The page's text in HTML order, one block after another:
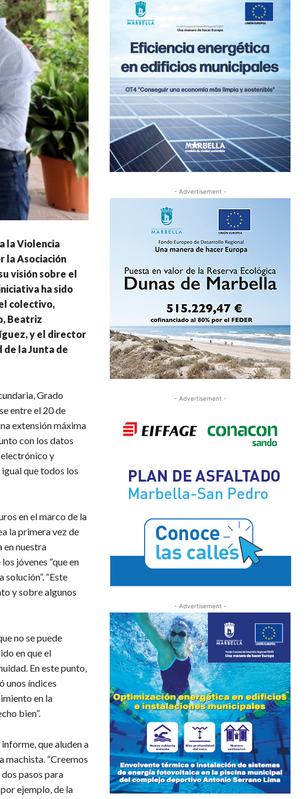
la Violencia
la Asociación
visión sobre el
ha sido
colectivo,
Beatriz
y el director
la Junta de
Grado
entre el 20 de
extensión máxima
con los datos
y
que todos los
en el marco de la
la primera vez de
en nuestra
jóvenes “que en
“Este
y sobre algunos
no se puede
en que el
En este punto,
unos índices
en la
bien”.
que aluden a
machista. “Creemos
pasos para
ejemplo, de la
- Advertisement -
- Advertisement -
- Advertisement -